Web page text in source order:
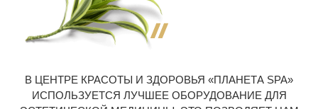
В ЦЕНТРЕ КРАСОТЫ И ЗДОРОВЬЯ «ПЛАНЕТА SPA»
ИСПОЛЬЗУЕТСЯ ЛУЧШЕЕ ОБОРУДОВАНИЕ ДЛЯ